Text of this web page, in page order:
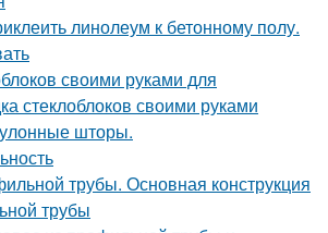
линолеум к бетонному полу.
своими руками для
стеклоблоков своими руками
шторы.
трубы. Основная конструкция
трубы